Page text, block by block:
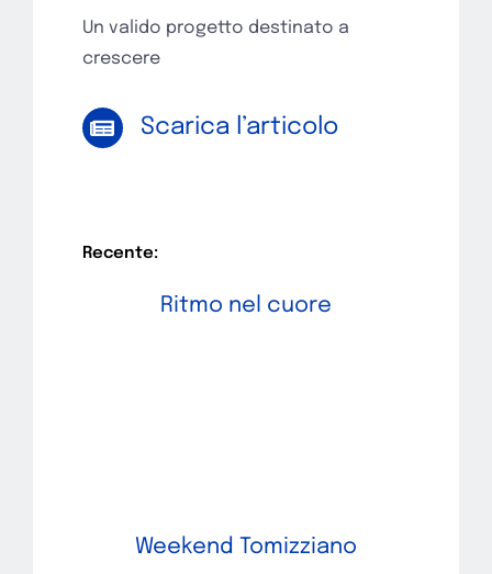
Un valido progetto destinato a
crescere
Scarica l’articolo
Recente:
Ritmo nel cuore
Weekend Tomizziano